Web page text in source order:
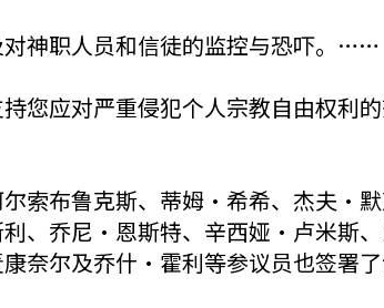
对神职人员和信徒的监控与恐吓。……
您应对严重侵犯个人宗教自由权利
索布鲁克斯、蒂姆·希希、杰夫·
、乔尼·恩斯特、辛西娅·卢米斯
奈尔及乔什·霍利等参议员也签署